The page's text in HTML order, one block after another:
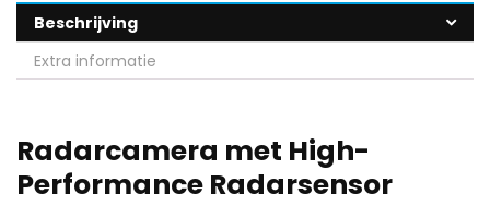
Beschrijving
Extra informatie
Radarcamera met High-
Performance Radarsensor